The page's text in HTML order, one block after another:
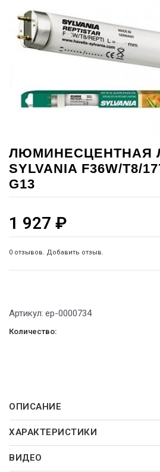
ЛЮМИНЕСЦЕНТНАЯ
SYLVANIA F36W/Т8/
G13
1 927 ₽
0 отзывов. Добавить отзыв.
Артикул: ep-0000734
Количество:
ОПИСАНИЕ
ХАРАКТЕРИСТИКИ
ВИДЕО